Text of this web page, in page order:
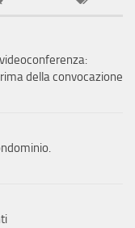
della convocazione